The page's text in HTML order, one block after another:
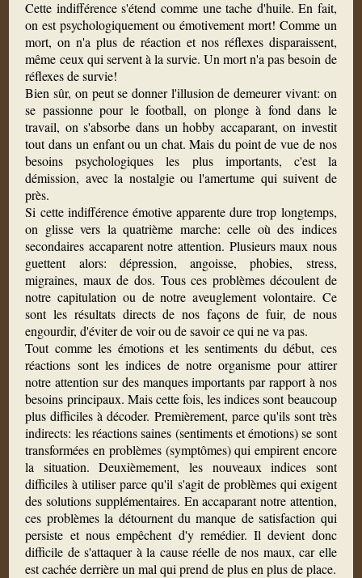
Cette indifférence s'étend comme une tache d'huile. En fait,
on est psychologiquement ou émotivement mort! Comme un
mort, on n'a plus de réaction et nos réflexes disparaissent,
même ceux qui servent à la survie. Un mort n'a pas besoin de
réflexes de survie!
Bien sûr, on peut se donner l'illusion de demeurer vivant: on
se passionne pour le football, on plonge à fond dans le
travail, on s'absorbe dans un hobby accaparant, on investit
tout dans un enfant ou un chat. Mais du point de vue de nos
besoins psychologiques les plus importants, c'est la
démission, avec la nostalgie ou l'amertume qui suivent de
près.
Si cette indifférence émotive apparente dure trop longtemps,
on glisse vers la quatrième marche: celle où des indices
secondaires accaparent notre attention. Plusieurs maux nous
guettent alors: dépression, angoisse, phobies, stress,
migraines, maux de dos. Tous ces problèmes découlent de
notre capitulation ou de notre aveuglement volontaire. Ce
sont les résultats directs de nos façons de fuir, de nous
engourdir, d'éviter de voir ou de savoir ce qui ne va pas.
Tout comme les émotions et les sentiments du début, ces
réactions sont les indices de notre organisme pour attirer
notre attention sur des manques importants par rapport à nos
besoins principaux. Mais cette fois, les indices sont beaucoup
plus difficiles à décoder. Premièrement, parce qu'ils sont très
indirects: les réactions saines (sentiments et émotions) se sont
transformées en problèmes (symptômes) qui empirent encore
la situation. Deuxièmement, les nouveaux indices sont
difficiles à utiliser parce qu'il s'agit de problèmes qui exigent
des solutions supplémentaires. En accaparant notre attention,
ces problèmes la détournent du manque de satisfaction qui
persiste et nous empêchent d'y remédier. Il devient donc
difficile de s'attaquer à la cause réelle de nos maux, car elle
est cachée derrière un mal qui prend de plus en plus de place.